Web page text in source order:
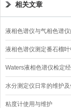
相关文章
液相色谱仪与气相色谱仪
液相色谱仪测定番石榴
Waters液相色谱仪检定
得借鉴
水分测定仪日常的维护
粘度计使用与维护